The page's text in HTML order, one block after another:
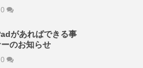
0
があればできる事
のお知らせ
0